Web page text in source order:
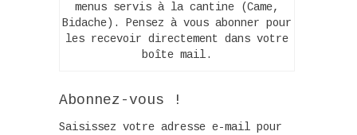
menus servis à la cantine (Came,
Bidache). Pensez à vous abonner pour
les recevoir directement dans votre
boîte mail.
Abonnez-vous !
Saisissez votre adresse e-mail pour